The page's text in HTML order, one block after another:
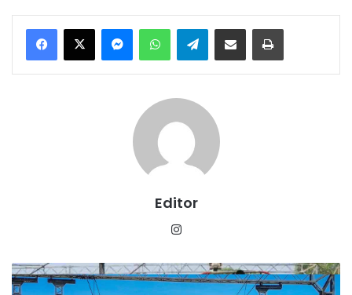
MessengerWhatsAppTelegramShare via Email Print
Editor
मिलेगा
कंफर्म